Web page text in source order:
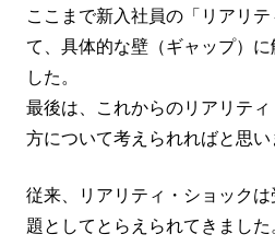
ここまで新入社員の「リアリ
て、具体的な壁（ギャップ）
した。
最後は、これからのリアリテ
方について考えられればと思い
従来、リアリティ・ショック
題としてとらえられてきました